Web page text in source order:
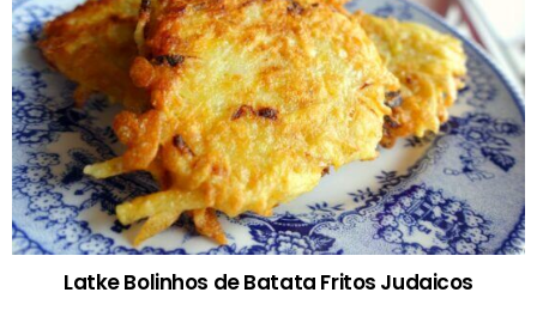
Latke Bolinhos de Batata Fritos Judaicos